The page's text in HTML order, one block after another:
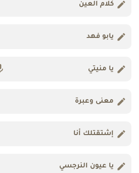
كلام العين
يابو فهد
يا منيتي
معنى وعبرة
إشتقتلك أنا
يا عيون النرجسي